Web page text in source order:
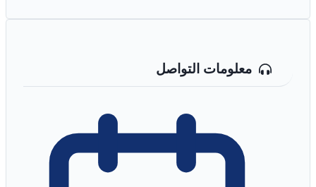
معلومات التواصل